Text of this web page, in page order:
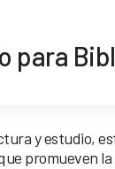
para
y estudio,
promueven